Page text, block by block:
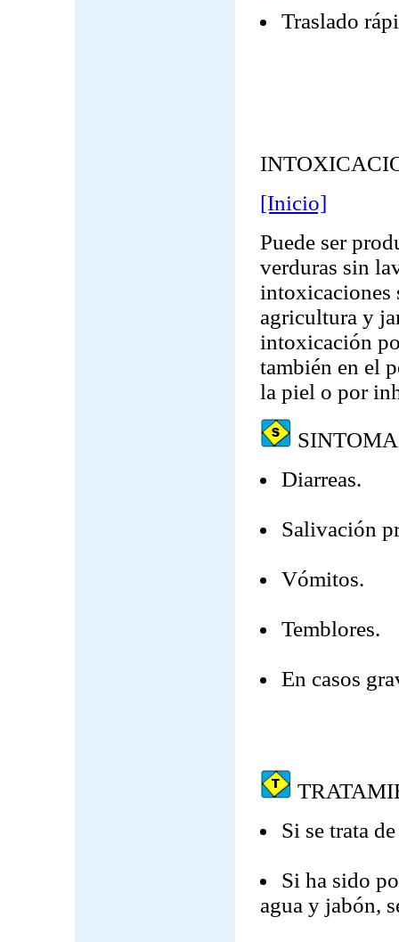
Traslado
[Inicio]
Puede ser
verduras sin
intoxicaciones
agricultura y
intoxicación
también en el
la piel o por
Diarreas.
Salivación
Vómitos.
Temblores.
En casos
Si se trata
Si ha sido
agua y jabón,